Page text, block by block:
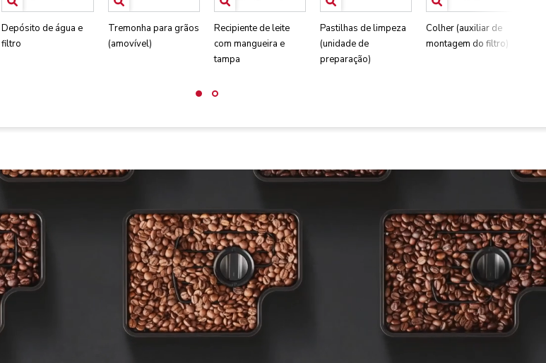
Depósito de água e
filtro
Tremonha para grãos
(amovível)
Recipiente de leite
com mangueira e
tampa
Pastilhas de limpeza
(unidade de
preparação)
Colher (auxiliar de
montagem do filtro)